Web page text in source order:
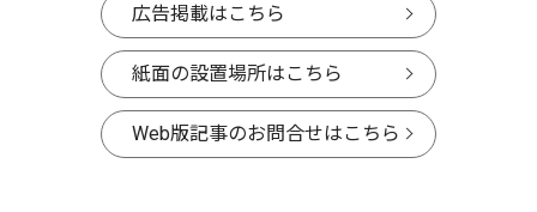
広告掲載はこちら
紙面の設置場所はこちら
Web版記事のお問合せはこちら